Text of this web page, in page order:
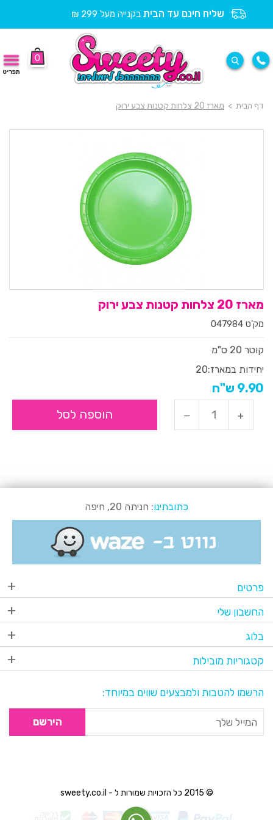
שליח חינם עד הבית בקנייה מעל 299 ₪
0
תפריט
דף הבית > מארז 20 צלחות קטנות צבע ירוק
מארז 20 צלחות קטנות צבע ירוק
מק'ט 047984
קוטר 20 ס"מ
יחידות במארז:20
9.90 ש"ח
הוספה לסל
כתובתינו: חניתה 20, חיפה
פרטים
החשבון שלי
בלוג
קטגוריות מובילות
הרשמו להטבות ולמבצעים שווים במיוחד:
הירשם
© 2015 כל הזכויות שמורות ל - sweety.co.il